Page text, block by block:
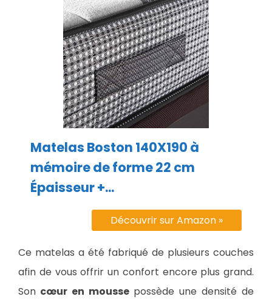
Matelas Boston 140X190 à
mémoire de forme 22 cm
Épaisseur +...
Découvrir sur Amazon »
Ce matelas a été fabriqué de plusieurs couches
afin de vous offrir un confort encore plus grand.
Son cœur en moussepossède une densité de